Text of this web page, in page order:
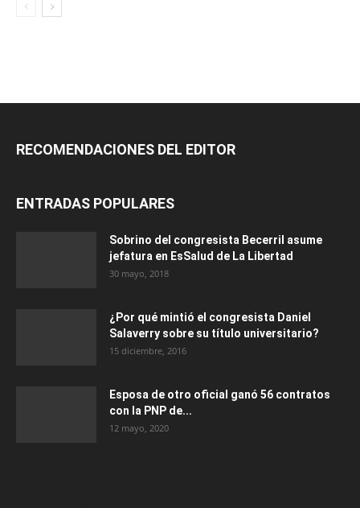
RECOMENDACIONES DEL EDITOR
ENTRADAS POPULARES
Sobrino del congresista Becerril asume
jefatura en EsSalud de La Libertad
30 mayo, 2018
¿Por qué mintió el congresista Daniel
Salaverry sobre su título universitario?
15 diciembre, 2016
Esposa de otro oficial ganó 56 contratos
con la PNP de...
12 mayo, 2020